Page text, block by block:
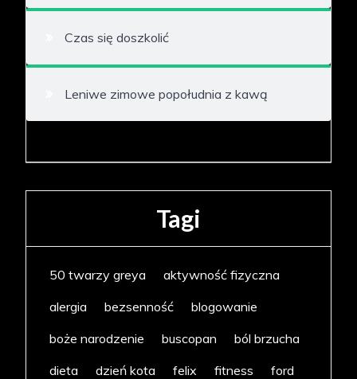
Czas się doszkolić
Leniwe zimowe popołudnia z kawą
Tagi
50 twarzy greya
aktywność fizyczna
alergia
bezsenność
blogowanie
boże narodzenie
buscopan
ból brzucha
dieta
dzień kota felix fitness
ford